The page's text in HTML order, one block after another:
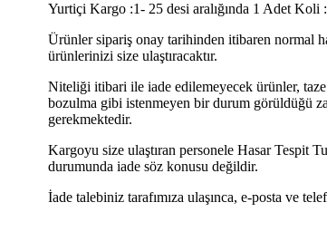
Yurtiçi Kargo :1- 25 desi aralığında 1 Adet
Ürünler sipariş onay tarihinden itibaren normal
ürünlerinizi size ulaştıracaktır.
Niteliği itibari ile iade edilemeyecek ürünler,
bozulma gibi istenmeyen bir durum görüldüğü
gerekmektedir.
Kargoyu size ulaştıran personele Hasar Tespit
durumunda iade söz konusu değildir.
İade talebiniz tarafımıza ulaşınca, e-posta ve